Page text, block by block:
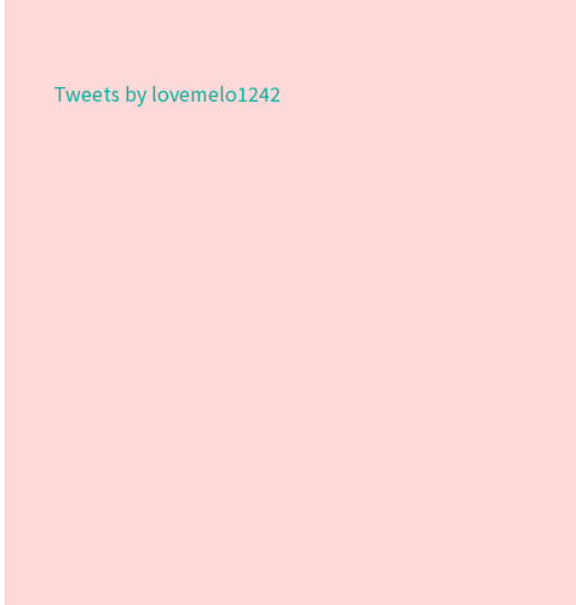
Tweets by lovemelo1242